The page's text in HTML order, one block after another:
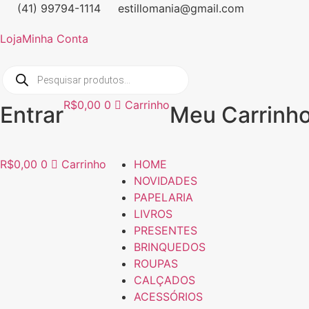
o
(41) 99794-1114 estillomania@gmail.com
LojaMinha Conta
Pesquisar
produtos
EntrarR$0,00 0 CarrinhoMeu
R$0,00 0 Carrinho
HOME
NOVIDADES
PAPELARIA
LIVROS
PRESENTES
BRINQUEDOS
ROUPAS
CALÇADOS
ACESSÓRIOS